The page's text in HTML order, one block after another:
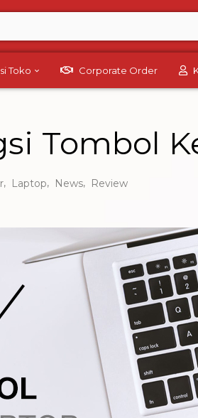
Toko Corporate Order
Tombol
, Laptop, News, Review